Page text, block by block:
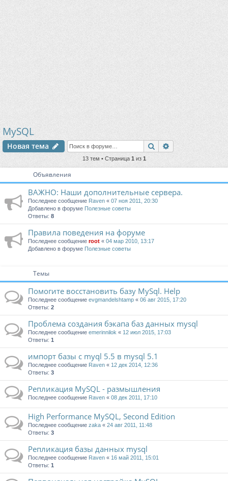
MySQL
Новая тема Поиск
13 тем • Страница 1из 1
Объявления
ВАЖНО: Наши дополнительные сервера.
Последнее сообщение Raven « 07 ноя 2011, 20:30
Добавлено в форуме Полезные советы
Ответы: 8
Правила поведения на форуме
Последнее сообщение root « 04 мар 2010, 13:17
Добавлено в форуме Полезные советы
Темы
Помогите восстановить базу MySql. Help
Последнее сообщение evgmandelshtamp « 06 авг 2015, 17:20
Ответы: 2
Проблема создания бэкапа баз данных mysql
Последнее сообщение emerinnilok « 12 июл 2015, 17:03
Ответы: 1
импорт базы c myql 5.5 в mysql 5.1
Последнее сообщение Raven « 12 дек 2014, 12:36
Ответы: 3
Репликация MySQL - размышления
Последнее сообщение Raven « 08 дек 2011, 17:10
High Performance MySQL, Second Edition
Последнее сообщение zaka « 24 авг 2011, 11:48
Ответы: 3
Репликация базы данных mysql
Последнее сообщение Raven « 16 май 2011, 15:01
Ответы: 1